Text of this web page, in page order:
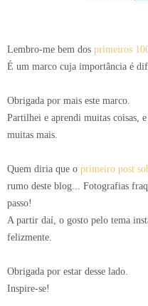
Lembro-me bem dos primeiros
É um marco cuja importância é
Obrigada por mais este marco.
Partilhei e aprendi muitas coisas,
muitas mais.
Quem diria que o primeiro post
rumo deste blog... Fotografias
passo!
A partir daí, o gosto pelo tema
felizmente.
Obrigada por estar desse lado.
Inspire-se!